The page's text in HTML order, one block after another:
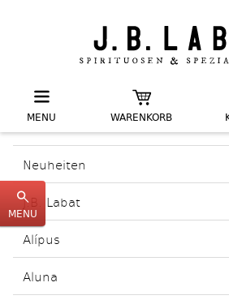
MENU WARENKORB
Neuheiten
J.B. Labat
Alípus
Aluna
MENU